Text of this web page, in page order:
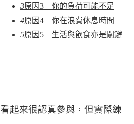
3原因3 你的負荷可能不足
4原因4 你在浪費休息時間
5原因5 生活與飲食亦是關鍵
起來很認真參與，但實際練